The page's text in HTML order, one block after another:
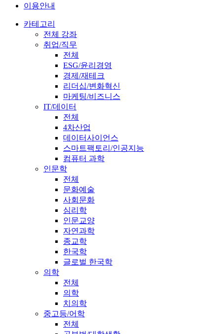
이용안내
카테고리
전체 강좌
취업/직무
전체
ESG/윤리경영
경제/재테크
리더십/변화혁신
마케팅/비즈니스
IT/데이터
전체
4차산업
데이터사이언스
스마트팩토리/인공지능
컴퓨터 과학
인문학
전체
문화예술
사회문화
심리학
인문교양
자연과학
종교학
한국학
글로벌 한국학
의학
전체
의학
치의학
중고등/어학
전체